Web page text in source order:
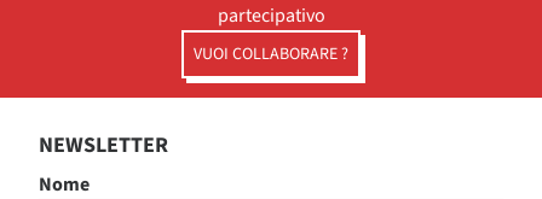
partecipativo
VUOI COLLABORARE ?
NEWSLETTER
Nome